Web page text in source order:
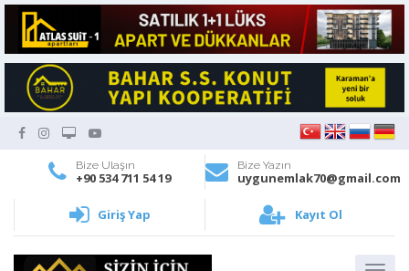
Bize Ulaşın
+90 534 711 54 19
Bize Yazın
uygunemlak70@gmail.com
Giriş Yap Kayıt Ol